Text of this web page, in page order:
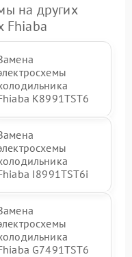
на других
Fhiaba
K8991TST6
I8991TST6i
G7491TST6